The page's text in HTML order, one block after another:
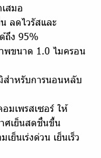
สมอ
ลดไวรัสและ
ถึง 95%
พขนาด 1.0 ไมครอน
สำหรับการนอนหลับ
อมเพรสเซอร์ ให้
ศเย็นสดชื่นขึ้น
ย็นเร่งด่วน เย็นเร็ว